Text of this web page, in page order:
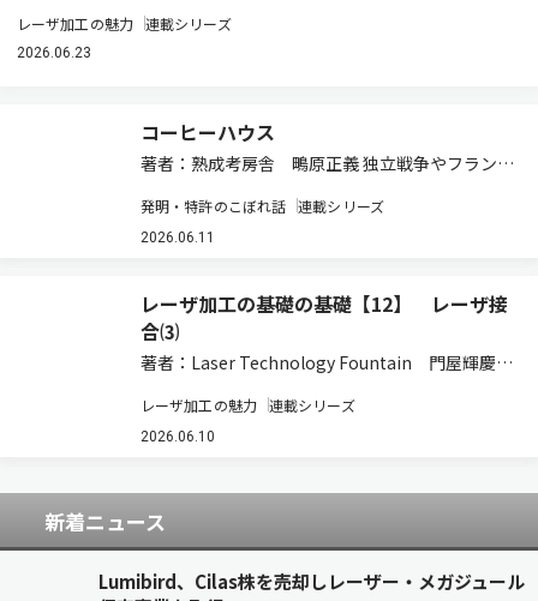
レーザ加工の魅力 連載シリーズ
2026.06.23
コーヒーハウス
著者：熟成考房舎 鴫原正義 独立戦争やフランス
まな形での交流の場を作ることができます。しか
し、インターネットのような技術が生まれる前は
発明・特許のこぼれ話 連載シリーズ
2026.06.11
レーザ加工の基礎の基礎【12】 レーザ接
合⑶
著者：Laser Technology Fountain 門屋輝慶
と深さは，溶接断面を表すものであり，溶接断面
は溶接継手部の強さを決定する。この理由によっ
レーザ加工の魅力 連載シリーズ
2026.06.10
新着ニュース
Lumibird、Cilas株を売却しレーザー・メガジュール